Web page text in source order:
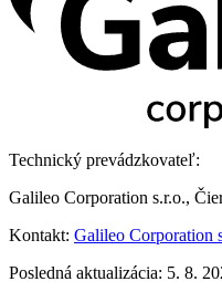
Technický prevádzkovateľ:
Galileo Corporation s.r.o.,
Kontakt: Galileo Corporation
Posledná aktualizácia: 5. 8.